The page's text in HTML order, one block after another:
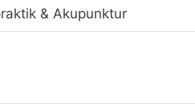
& Akupunktur